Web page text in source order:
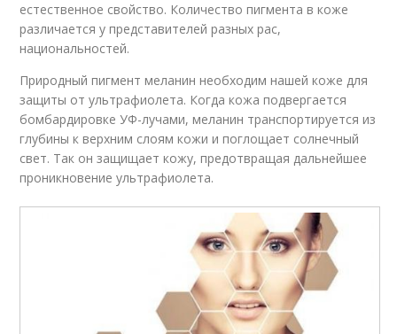
естественное свойство. Количество пигмента в коже
различается у представителей разных рас,
национальностей.
Природный пигмент меланин необходим нашей коже для
защиты от ультрафиолета. Когда кожа подвергается
бомбардировке УФ-лучами, меланин транспортируется из
глубины к верхним слоям кожи и поглощает солнечный
свет. Так он защищает кожу, предотвращая дальнейшее
проникновение ультрафиолета.